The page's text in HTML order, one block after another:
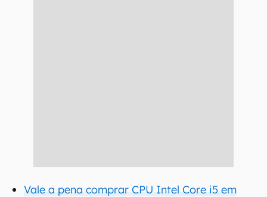
Vale a pena comprar CPU Intel Core i5 em